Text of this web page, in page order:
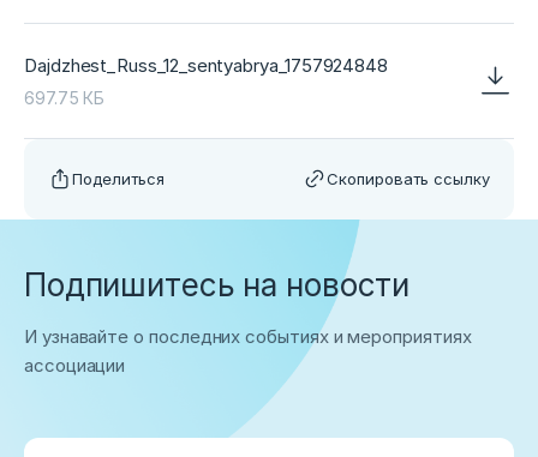
Dajdzhest_Russ_12_sentyabrya_1757924848
697.75 КБ
Поделиться Скопировать ссылку
Подпишитесь на новости
И узнавайте о последних событиях и мероприятиях
ассоциации